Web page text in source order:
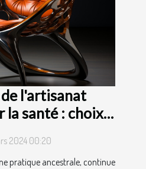
de l'artisanat
la santé : choix
2024 00:20
pratique ancestrale, continue